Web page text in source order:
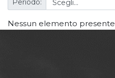
Periodo:
Nessun elemento presente